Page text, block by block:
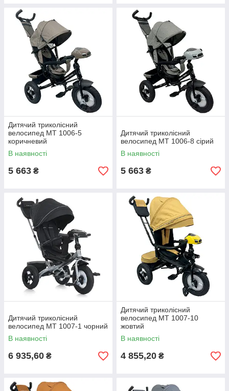
Дитячий триколісний
велосипед MT 1006-5
коричневий
В наявності
5 663 ₴
Дитячий триколісний
велосипед MT 1006-8 сірий
В наявності
5 663 ₴
Дитячий триколісний
велосипед MT 1007-1 чорний
В наявності
6 935,60 ₴
Дитячий триколісний
велосипед MT 1007-10
жовтий
В наявності
4 855,20 ₴